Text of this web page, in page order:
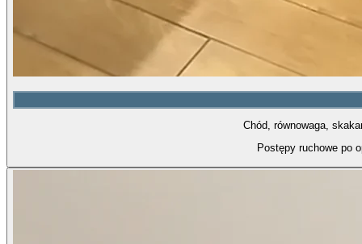
Chód, równowaga,
Postępy ruchowe po